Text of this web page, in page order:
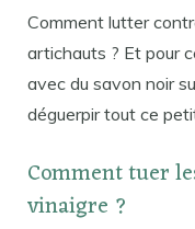
Comment lutter
artichauts ? Et pour
avec du savon noir
déguerpir tout ce
Comment tuer
vinaigre ?